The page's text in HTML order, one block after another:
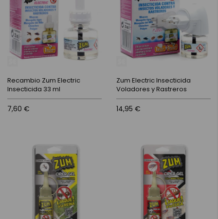
Recambio Zum Electric
Insecticida 33 ml
7,60 €
Zum Electric Insecticida
Voladores y Rastreros
14,95 €